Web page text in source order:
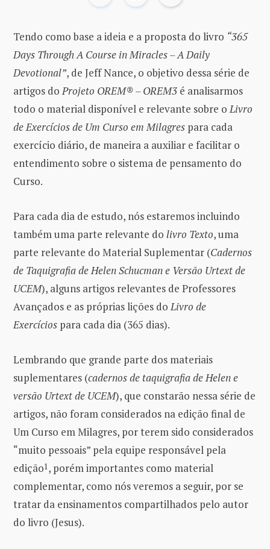
Tendo como base a ideia e a proposta do livro “365
Days Through A Course in Miracles – A Daily
Devotional”, de Jeff Nance, o objetivo dessa série de
artigos doProjeto OREM® – OREM3 é analisarmos
todo o material disponível e relevante sobre oLivro
de Exercícios de Um Curso em Milagres para cada
exercício diário, de maneira a auxiliar e facilitar o
entendimento sobre o sistema de pensamento do
Curso.
Para cada dia de estudo, nós estaremos incluindo
também uma parte relevante do livro Texto, uma
parte relevante do Material Suplementar (Cadernos
de Taquigrafia de Helen Schucman e Versão Urtext de
UCEM), alguns artigos relevantes de Professores
Avançados e as próprias lições doLivro de
Exercícios para cada dia (365 dias).
Lembrando que grande parte dos materiais
suplementares (cadernos de taquigrafia de Helen e
versão Urtext de UCEM), que constarão nessa série de
artigos, não foram considerados na edição final de
Um Curso em Milagres, por terem sido considerados
“muito pessoais” pela equipe responsável pela
edição1, porém importantes como material
complementar, como nós veremos a seguir, por se
tratar da ensinamentos compartilhados pelo autor
do livro (Jesus).